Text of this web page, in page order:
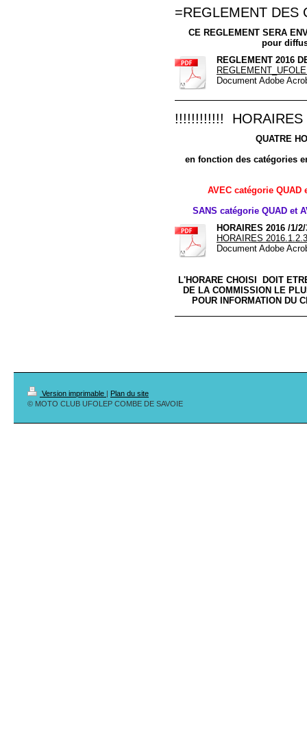
=REGLEMENT DES
CE REGLEMENT SERA
pour
REGLEMENT 2016
Document Adobe
!!!!!!!!!!!! HORAIRES
QUATRE
en fonction des catégories
AVEC catégorie QUAD
SANS catégorie QUAD et
HORAIRES 2016 /1/
HORAIRES
Document Adobe
L'HORARE CHOISI DOIT
DE LA COMMISSION LE
POUR INFORMATION DU
Version imprimable | Plan du site
© MOTO CLUB UFOLEP COMBE DE SAVOIE